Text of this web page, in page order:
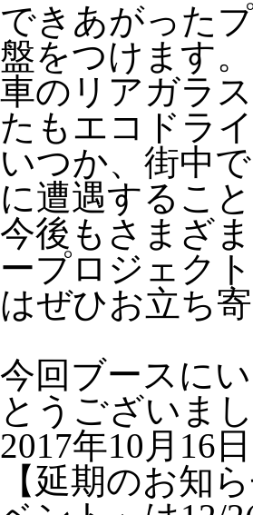
できあがった
盤をつけます。
車のリアガラ
たもエコドライ
いつか、街中
に遭遇するこ
今後もさまざ
ープロジェク
はぜひお立ち
今回ブースに
とうございまし
2017年10月16
【延期のお知